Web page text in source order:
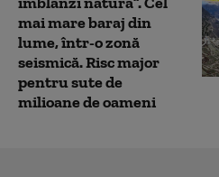
mai mare baraj din
lume, într-o zonă
seismică. Risc major
pentru sute de
milioane de oameni